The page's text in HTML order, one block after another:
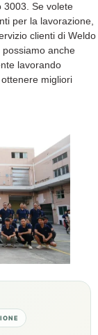
3003. Se volete
per la lavorazione,
clienti di Weldo
anche
lavorando
migliori